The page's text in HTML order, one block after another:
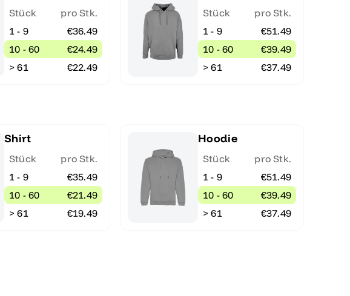
Stück
pro Stk.
1 - 9
€36.49
10 - 60
€24.49
> 61
€22.49
Stück
pro Stk.
1 - 9
€51.49
10 - 60
€39.49
> 61
€37.49
Shirt
Stück
pro Stk.
1 - 9
€35.49
10 - 60
€21.49
> 61
€19.49
Hoodie
Stück
pro Stk.
1 - 9
€51.49
10 - 60
€39.49
> 61
€37.49